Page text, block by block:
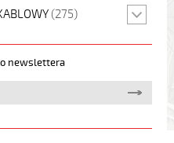
(275)
newslettera